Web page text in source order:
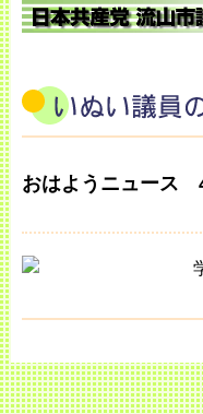
おはようニュース